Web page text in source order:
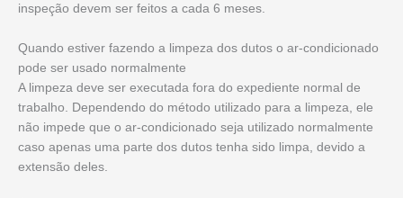
inspeção devem ser feitos a cada 6 meses.
Quando estiver fazendo a limpeza dos dutos o ar-condicionado
pode ser usado normalmente
A limpeza deve ser executada fora do expediente normal de
trabalho. Dependendo do método utilizado para a limpeza, ele
não impede que o ar-condicionado seja utilizado normalmente
caso apenas uma parte dos dutos tenha sido limpa, devido a
extensão deles.